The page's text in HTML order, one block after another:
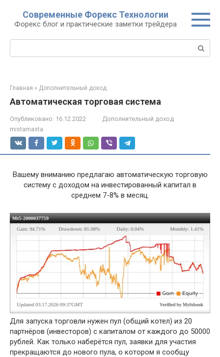
контенту
Современные Форекс Технологии
Форекс блог и практические заметки трейдера
Поиск:
Главная » Дополнительный доход
Автоматическая торговая система
Опубликовано: 16.12.2022
Дополнительный доход
mistamasta
Вашему вниманию предлагаю автоматическую торговую
систему с доходом на инвестированный капитал в
среднем 7-8% в месяц.
Для запуска торговли нужен пул (общий котел) из 20
партнёров (инвесторов) с капиталом от каждого до 50000
рублей. Как только наберётся пул, заявки для участия
прекращаются до нового пула, о котором я сообщу